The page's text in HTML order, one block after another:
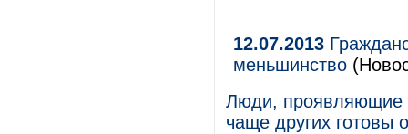
12.07.2013
меньшинство
Люди, проявляющие
чаще других готовы